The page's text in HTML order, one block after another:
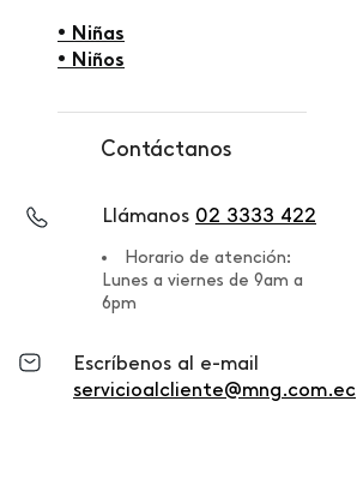
• Niñas
• Niños
Contáctanos
Llámanos 02 3333 422
Horario de atención:
Lunes a viernes de 9am a
6pm
Escríbenos al e-mail
servicioalcliente@mng.com.ec